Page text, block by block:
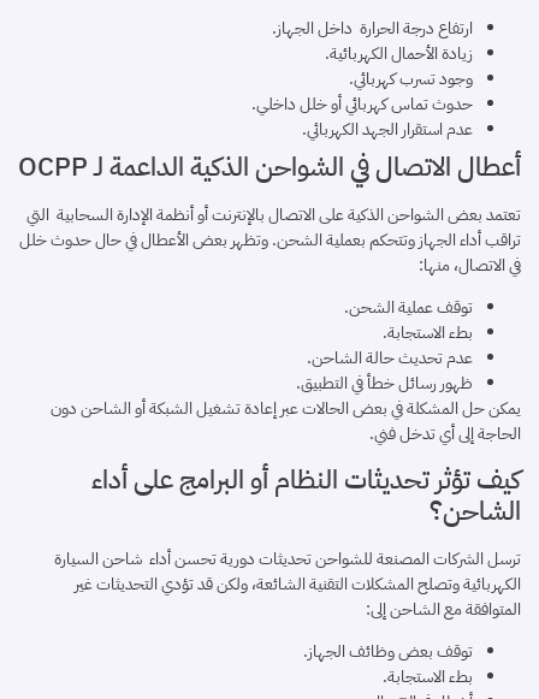
ارتفاع درجة الحرارة داخل الجهاز.
زيادة الأحمال الكهربائية.
وجود تسرب كهربائي.
حدوث تماس كهربائي أو خلل داخلي.
عدم استقرار الجهد الكهربائي.
أعطال الاتصال في الشواحن الذكية الداعمة لـ OCPP
تعتمد بعض الشواحن الذكية على الاتصال بالإنترنت أو أنظمة الإدارة السحابية التي
تراقب أداء الجهاز وتتحكم بعملية الشحن. وتظهر بعض الأعطال في حال حدوث خلل
في الاتصال، منها:
توقف عملية الشحن.
بطء الاستجابة.
عدم تحديث حالة الشاحن.
ظهور رسائل خطأ في التطبيق.
يمكن حل المشكلة في بعض الحالات عبر إعادة تشغيل الشبكة أو الشاحن دون
الحاجة إلى أي تدخل فني.
كيف تؤثر تحديثات النظام أو البرامج على أداء
الشاحن؟
ترسل الشركات المصنعة للشواحن تحديثات دورية تحسن أداء شاحن السيارة
الكهربائية وتصلح المشكلات التقنية الشائعة، ولكن قد تؤدي التحديثات غير
المتوافقة مع الشاحن إلى:
توقف بعض وظائف الجهاز.
بطء الاستجابة.